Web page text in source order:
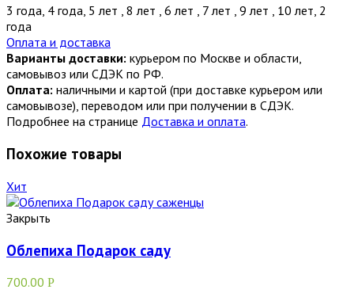
3 года, 4 года, 5 лет , 8 лет , 6 лет , 7 лет , 9 лет , 10 лет, 2
года
Оплата и доставка
Варианты доставки: курьером по Москве и области,
самовывоз или СДЭК по РФ.
Оплата: наличными и картой (при доставке курьером или
самовывозе), переводом или при получении в СДЭК.
Подробнее на странице Доставка и оплата.
Похожие товары
Хит
Закрыть
Облепиха Подарок саду
700.00 Р